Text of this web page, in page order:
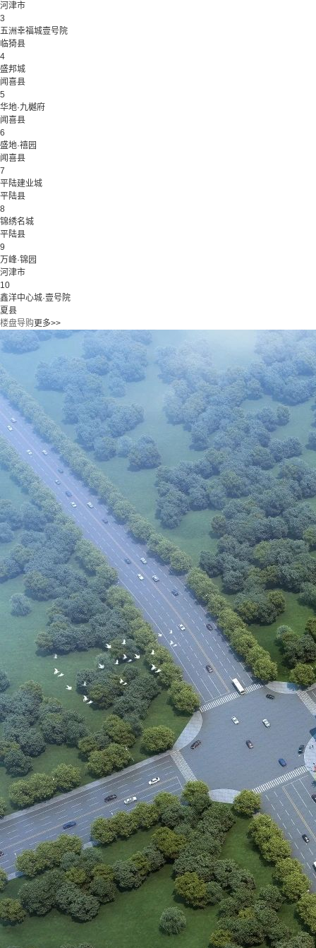
河津市
3
五洲幸福城壹号院
临猗县
4
盛邦城
闻喜县
5
华地·九樾府
闻喜县
6
盛地·禧园
闻喜县
7
平陆建业城
平陆县
8
锦绣名城
平陆县
9
万峰·锦园
河津市
10
鑫洋中心城·壹号院
夏县
楼盘导购更多>>